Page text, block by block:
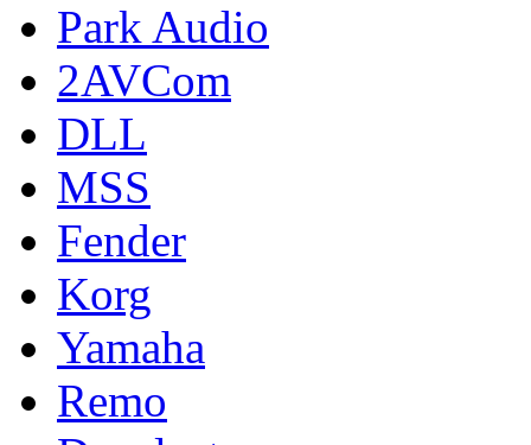
Park Audio
2AVCom
DLL
MSS
Fender
Korg
Yamaha
Remo